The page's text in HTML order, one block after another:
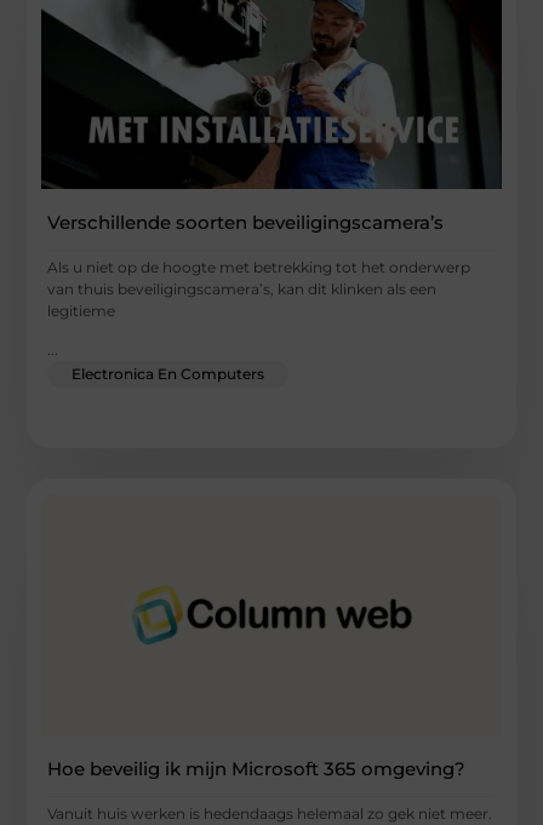
Verschillende soorten beveiligingscamera’s
Als u niet op de hoogte met betrekking tot het onderwerp
van thuis beveiligingscamera’s, kan dit klinken als een
legitieme
...
Electronica En Computers
Hoe beveilig ik mijn Microsoft 365 omgeving?
Vanuit huis werken is hedendaags helemaal zo gek niet meer.